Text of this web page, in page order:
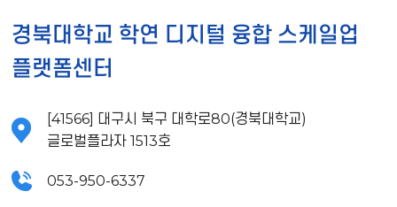
경북대학교 학연 디지털 융합 스케일업
플랫폼센터
[41566] 대구시 북구 대학로80(경북대학교)
글로벌플라자 1513호
053-950-6337